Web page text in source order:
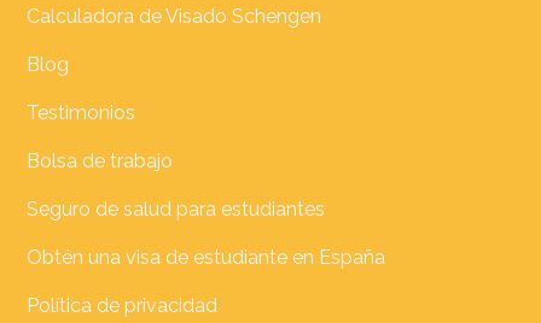
Calculadora de Visado Schengen
Blog
Testimonios
Bolsa de trabajo
Seguro de salud para estudiantes
Obtén una visa de estudiante en España
Política de privacidad